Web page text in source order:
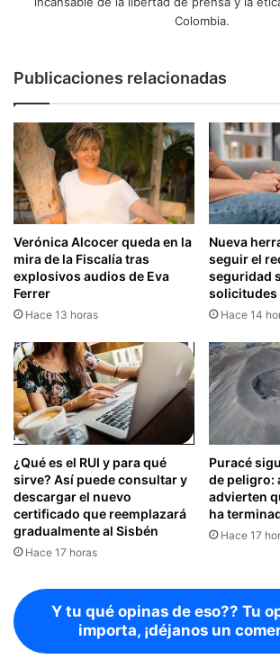
Colombia.
Publicaciones relacionadas
Verónica Alcocer queda en la
mira de la Fiscalía tras
explosivos audios de Eva
Ferrer
Hace 13 horas
Nueva
seguir el
seguridad
solicitudes
Hace 14
¿Qué es el RUI y para qué
sirve? Así puede consultar y
descargar el nuevo
certificado que reemplazará
gradualmente al Sisbén
Hace 17 horas
Puracé
de peligro:
advierten
ha
Hace 17
Y tu qué opinas de eso?? Tu
importa, ¡déjanos un